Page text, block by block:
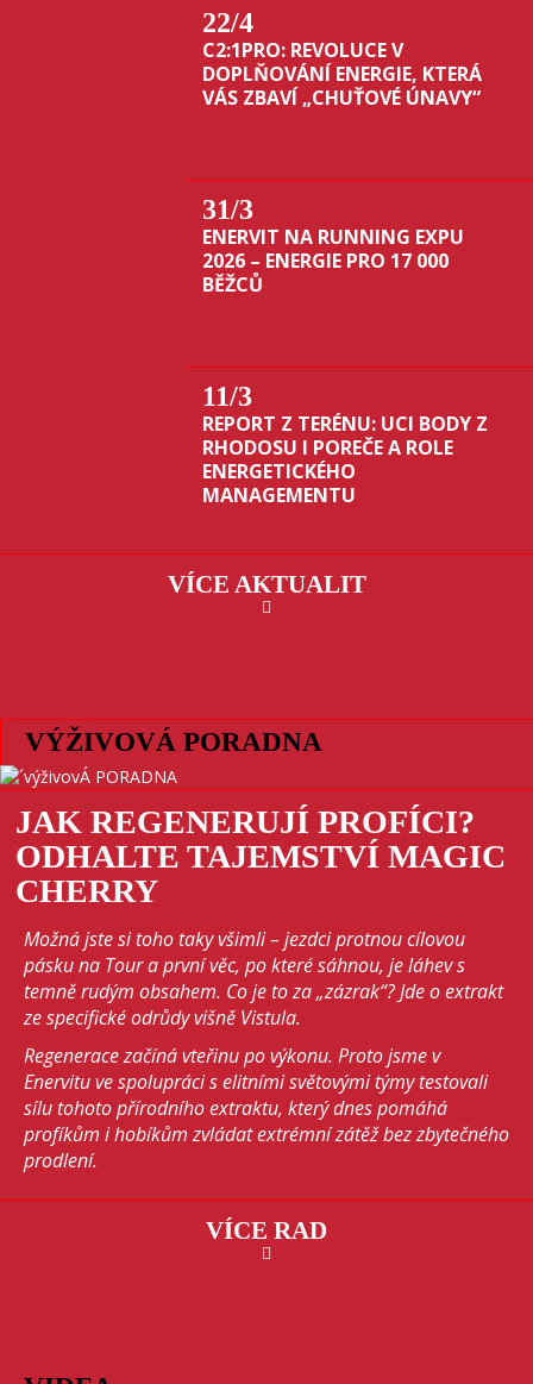
22/4
C2:1PRO: REVOLUCE V
DOPLŇOVÁNÍ ENERGIE, KTERÁ
VÁS ZBAVÍ „CHUŤOVÉ ÚNAVY“
31/3
ENERVIT NA RUNNING EXPU
2026 – ENERGIE PRO 17 000
BĚŽCŮ
11/3
REPORT Z TERÉNU: UCI BODY Z
RHODOSU I POREČE A ROLE
ENERGETICKÉHO
MANAGEMENTU
VÍCE AKTUALIT
VÝŽIVOVÁ PORADNA
JAK REGENERUJÍ PROFÍCI?
ODHALTE TAJEMSTVÍ MAGIC
CHERRY
Možná jste si toho taky všimli – jezdci protnou cílovou
pásku na Tour a první věc, po které sáhnou, je láhev s
temně rudým obsahem. Co je to za „zázrak“? Jde o extrakt
ze specifické odrůdy višně Vistula.
Regenerace začíná vteřinu po výkonu. Proto jsme v
Enervitu ve spolupráci s elitními světovými týmy testovali
sílu tohoto přírodního extraktu, který dnes pomáhá
profíkům i hobíkům zvládat extrémní zátěž bez zbytečného
prodlení.
VÍCE RAD